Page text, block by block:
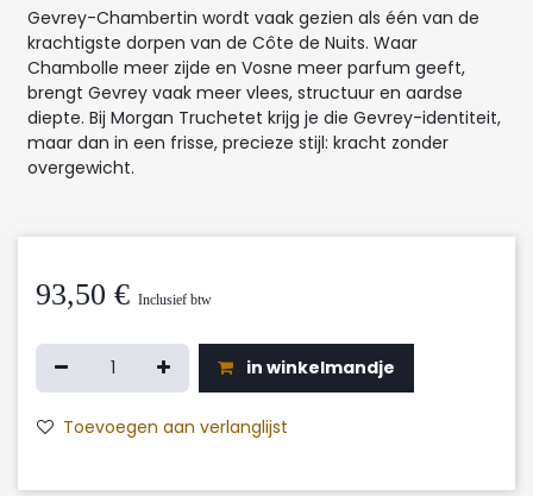
Gevrey-Chambertin wordt vaak gezien als één van de
krachtigste dorpen van de Côte de Nuits. Waar
Chambolle meer zijde en Vosne meer parfum geeft,
brengt Gevrey vaak meer vlees, structuur en aardse
diepte. Bij Morgan Truchetet krijg je die Gevrey-identiteit,
maar dan in een frisse, precieze stijl: kracht zonder
overgewicht.
93,50 € Inclusief btw
in winkelmandje
Toevoegen aan verlanglijst